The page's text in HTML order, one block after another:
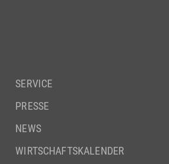
SERVICE
PRESSE
NEWS
WIRTSCHAFTSKALENDER